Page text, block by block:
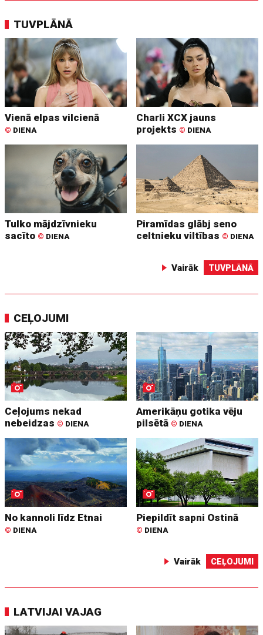
TUVPLĀNĀ
Vienā elpas vilcienā
© DIENA
Charli XCX jauns
projekts © DIENA
Tulko mājdzīvnieku
sacīto © DIENA
Piramīdas glābj seno
celtnieku viltības © DIENA
Vairāk TUVPLĀNĀ
CEĻOJUMI
Ceļojums nekad
nebeidzas © DIENA
Amerikāņu gotika vēju
pilsētā © DIENA
No kannoli līdz Etnai
© DIENA
Piepildīt sapni Ostinā
© DIENA
Vairāk CEĻOJUMI
LATVIJAI VAJAG